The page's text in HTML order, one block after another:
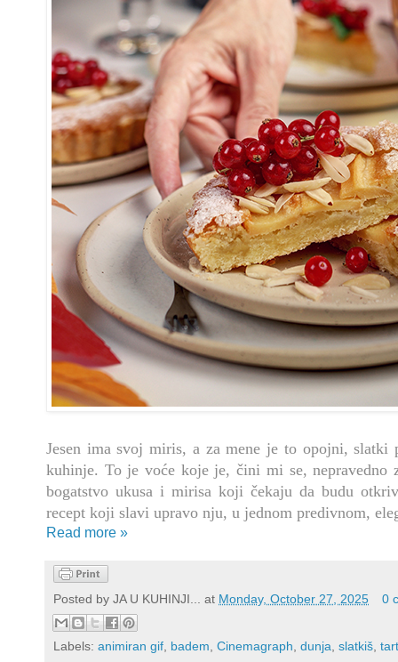
Jesen ima svoj miris, a za mene je to opojni,
kuhinje. To je voće koje je, čini mi se, nepravedno
bogatstvo ukusa i mirisa koji čekaju da budu
recept koji slavi upravo nju, u jednom predivnom,
Read more »
Posted by JA U KUHINJI... at Monday, October 27, 2025 0
Labels: animiran gif badem Cinemagraph dunja slatkiš tart